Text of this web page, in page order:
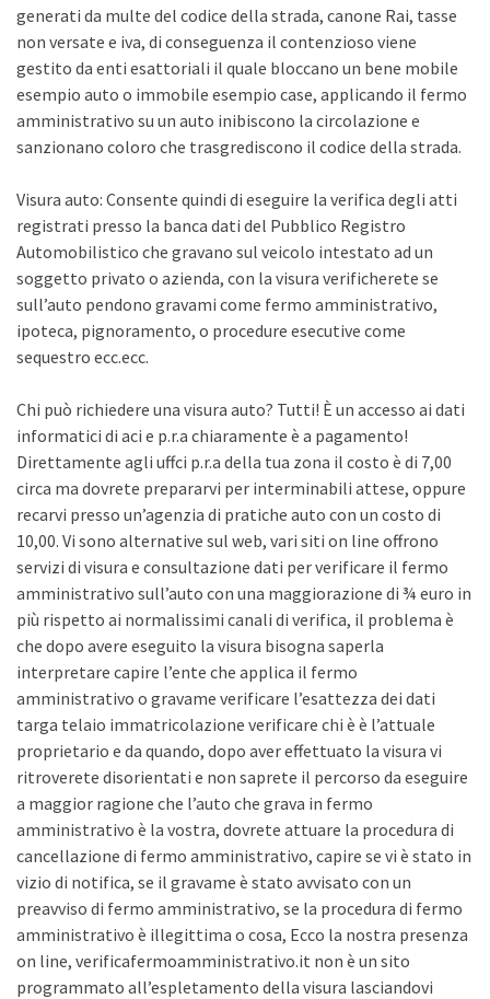
generati da multe del codice della strada, canone Rai, tasse
non versate e iva, di conseguenza il contenzioso viene
gestito da enti esattoriali il quale bloccano un bene mobile
esempio auto o immobile esempio case, applicando il fermo
amministrativo su un auto inibiscono la circolazione e
sanzionano coloro che trasgrediscono il codice della strada.
Visura auto: Consente quindi di eseguire la verifica degli atti
registrati presso la banca dati del Pubblico Registro
Automobilistico che gravano sul veicolo intestato ad un
soggetto privato o azienda, con la visura verificherete se
sull’auto pendono gravami come fermo amministrativo,
ipoteca, pignoramento, o procedure esecutive come
sequestro ecc.ecc.
Chi può richiedere una visura auto? Tutti! È un accesso ai dati
informatici di aci e p.r.a chiaramente è a pagamento!
Direttamente agli uffci p.r.a della tua zona il costo è di 7,00
circa ma dovrete prepararvi per interminabili attese, oppure
recarvi presso un’agenzia di pratiche auto con un costo di
10,00. Vi sono alternative sul web, vari siti on line offrono
servizi di visura e consultazione dati per verificare il fermo
amministrativo sull’auto con una maggiorazione di ¾ euro in
più rispetto ai normalissimi canali di verifica, il problema è
che dopo avere eseguito la visura bisogna saperla
interpretare capire l’ente che applica il fermo
amministrativo o gravame verificare l’esattezza dei dati
targa telaio immatricolazione verificare chi è è l’attuale
proprietario e da quando, dopo aver effettuato la visura vi
ritroverete disorientati e non saprete il percorso da eseguire
a maggior ragione che l’auto che grava in fermo
amministrativo è la vostra, dovrete attuare la procedura di
cancellazione di fermo amministrativo, capire se vi è stato in
vizio di notifica, se il gravame è stato avvisato con un
preavviso di fermo amministrativo, se la procedura di fermo
amministrativo è illegittima o cosa, Ecco la nostra presenza
on line, verificafermoamministrativo.it non è un sito
programmato all’espletamento della visura lasciandovi